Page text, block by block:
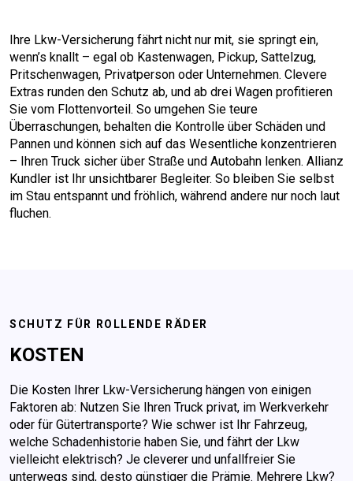
Ihre Lkw-Versicherung fährt nicht nur mit, sie springt ein,
wenn’s knallt – egal ob Kastenwagen, Pickup, Sattelzug,
Pritschenwagen, Privatperson oder Unternehmen. Clevere
Extras runden den Schutz ab, und ab drei Wagen profitieren
Sie vom Flottenvorteil. So umgehen Sie teure
Überraschungen, behalten die Kontrolle über Schäden und
Pannen und können sich auf das Wesentliche konzentrieren
– Ihren Truck sicher über Straße und Autobahn lenken. Allianz
Kundler ist Ihr unsichtbarer Begleiter. So bleiben Sie selbst
im Stau entspannt und fröhlich, während andere nur noch laut
fluchen.
SCHUTZ FÜR ROLLENDE RÄDER
KOSTEN
Die Kosten Ihrer Lkw-Versicherung hängen von einigen
Faktoren ab: Nutzen Sie Ihren Truck privat, im Werkverkehr
oder für Gütertransporte? Wie schwer ist Ihr Fahrzeug,
welche Schadenhistorie haben Sie, und fährt der Lkw
vielleicht elektrisch? Je cleverer und unfallfreier Sie
unterwegs sind, desto günstiger die Prämie. Mehrere Lkw?